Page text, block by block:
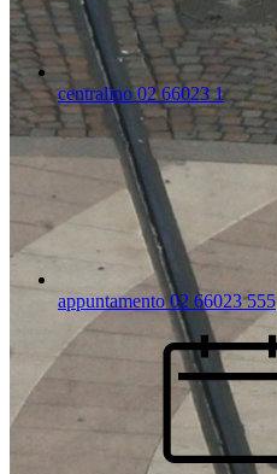
centralino 02 66023 1
appuntamento 02 66023 555